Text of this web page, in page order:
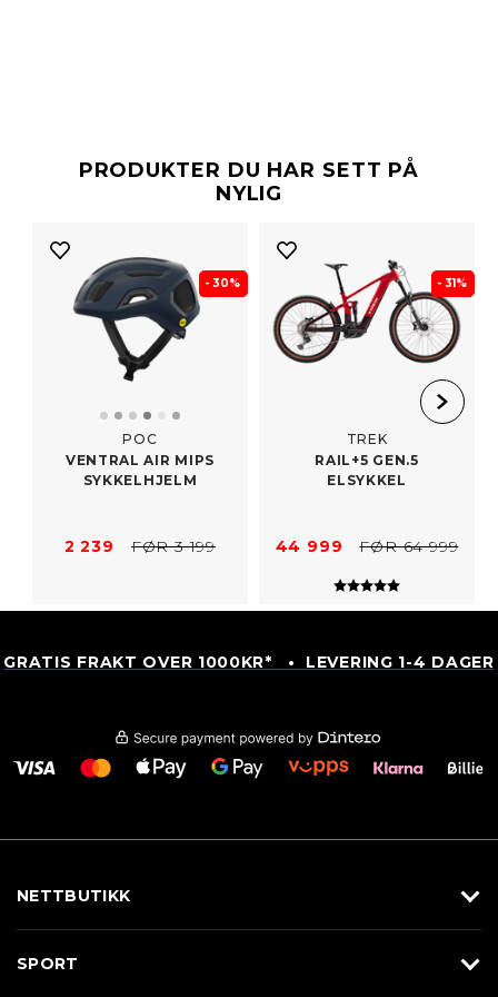
PRODUKTER DU HAR SETT PÅ
NYLIG
- 30%
POC
VENTRAL AIR MIPS
SYKKELHJELM
2 239 FØR 3 199
- 31%
TREK
RAIL+5 GEN.5
ELSYKKEL
44 999 FØR 64 999
Karakter:
5.0 av 5 mulige
GRATIS FRAKT OVER 1000KR* • LEVERING 1-4 DAGER
NETTBUTIKK
SPORT